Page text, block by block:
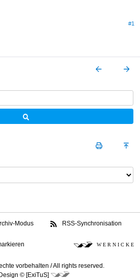
#1
Modus RSS-Synchronisation
W E R N I C K E
vorbehalten /All rights reserved.
Design © [ExiTuS]